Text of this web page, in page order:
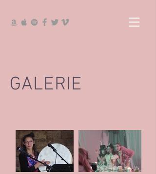
GALERIE